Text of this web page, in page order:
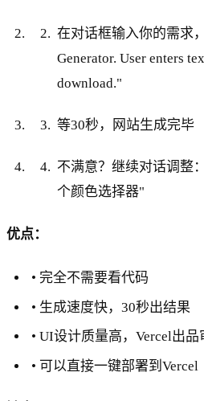
在对话框输入你的需求
Generator. User enters
download."
等30秒，网站生成完毕
不满意？继续对话调整
个颜色选择器"
优点：
• 完全不需要看代码
• 生成速度快，30秒出结果
• UI设计质量高，Vercel出
• 可以直接一键部署到Vercel